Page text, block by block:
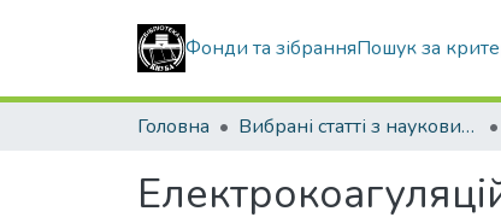
Фонди та зібранняПошук за
Головна Вибрані статті з наукових збірників КНУБА